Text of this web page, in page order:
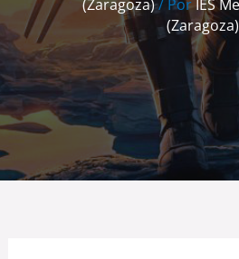
(Zaragoza)/ Por IES
(Zaragoza)